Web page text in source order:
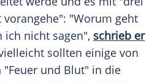
"Worum geht
ich nicht sagen", schrieb er
sollten einige von
"Feuer und Blut" in die